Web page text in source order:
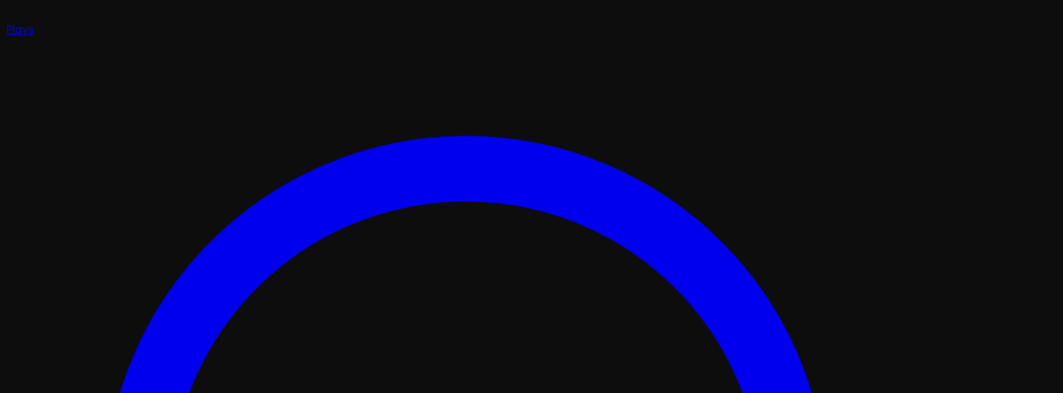
Plays